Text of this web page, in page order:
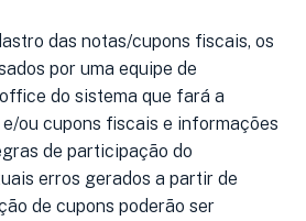
das notas/cupons fiscais, os
por uma equipe de
do sistema que fará a
ou cupons fiscais e informações
de participação do
erros gerados a partir de
de cupons poderão ser